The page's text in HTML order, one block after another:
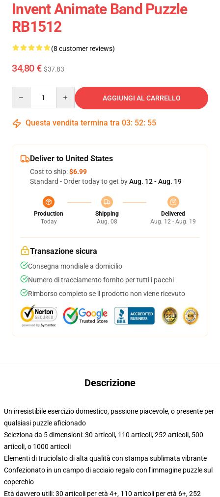
Invent Animate Band Puzzle
RB1512
(8 customer reviews)
34,80 € $37.83
AGGIUNGI AL CARRELLO
Questa vendita termina tra 03: 52: 54
Deliver to United States
Cost to ship:$6.99
Standard - Order today to get byAug. 12 - Aug. 19
Production
Today
Shipping
Aug. 08
Delivered
Aug. 12 - Aug. 19
Transazione sicura
Consegna mondiale a domicilio
Numero di tracciamento fornito per tutti i pacchi
Rimborso completo se il prodotto non viene ricevuto
Descrizione
Un irresistibile esercizio domestico, passione piacevole, o presente per
qualsiasi puzzle aficionado
Seleziona da 5 dimensioni: 30 articoli, 110 articoli, 252 articoli, 500
articoli, o 1000 articoli
Elementi di truciolato di alta qualità con stampa sublimata vibrante
Confezionato in un campo di acciaio regalo con l'immagine puzzle sul
coperchio
Età davvero utili: 30 articoli per età 4+, 110 articoli per età 6+, 252